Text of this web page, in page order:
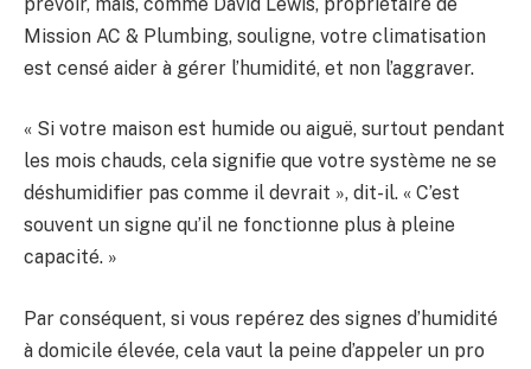
Mission AC & Plumbing, souligne, votre climatisation
est censé aider à gérer l’humidité, et non l’aggraver.
« Si votre maison est humide ou aiguë, surtout pendant
les mois chauds, cela signifie que votre système ne se
déshumidifier pas comme il devrait », dit-il. « C’est
souvent un signe qu’il ne fonctionne plus à pleine
capacité. »
Par conséquent, si vous repérez des signes d’humidité
à domicile élevée, cela vaut la peine d’appeler un pro